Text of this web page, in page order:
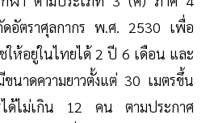
อัตราศุลกากร พ.ศ. 2530 เพื่อ
ชให้อยู่ในไทยได้ 2 ปี 6 เดือน และ
นาดความยาวตั้งแต่ 30 เมตรขึ้น
ได้ไม่เกิน 12 คน ตามประกาศ